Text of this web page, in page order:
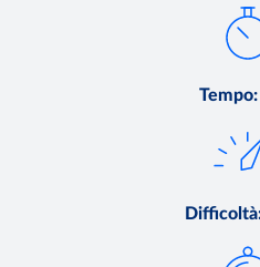
Tempo:
Difficoltà